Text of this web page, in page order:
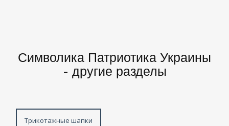
Символика Патриотика Украины
- другие разделы
Трикотажные шапки